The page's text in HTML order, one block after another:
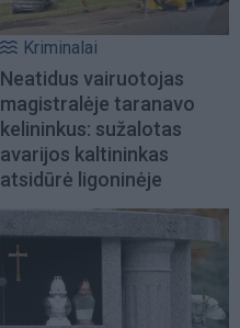
Kriminalai
Neatidus vairuotojas
magistralėje taranavo
kelininkus: sužalotas
avarijos kaltininkas
atsidūrė ligoninėje